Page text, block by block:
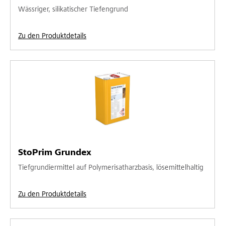
Wässriger, silikatischer Tiefengrund
Zu den Produktdetails
StoPrim Grundex
Tiefgrundiermittel auf Polymerisatharzbasis, lösemittelhaltig
Zu den Produktdetails